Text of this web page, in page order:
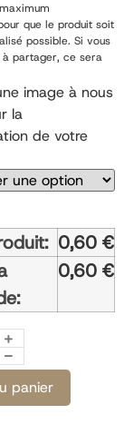
que le produit soit
possible. Si vous
à partager, ce sera
image à nous
la
de votre
0,60 €
0,60 €
panier